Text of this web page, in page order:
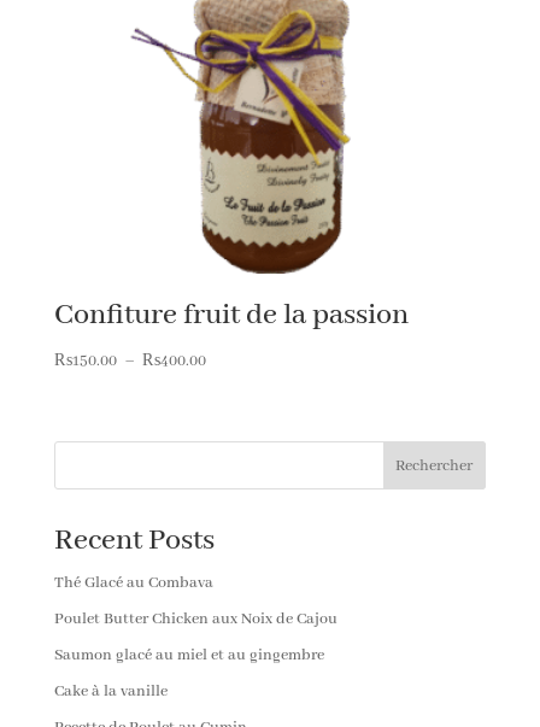
₨400.00
Confiture fruit de la passion
₨150.00 – ₨400.00Plage
₨150.00
Rechercher
Recent Posts
Thé Glacé au Combava
Poulet Butter Chicken aux Noix de Cajou
Saumon glacé au miel et au gingembre
Cake à la vanille